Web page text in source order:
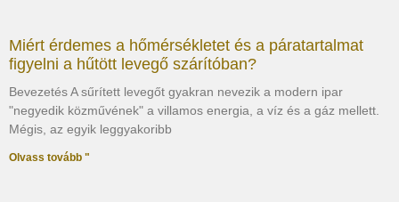
Miért érdemes a hőmérsékletet és a páratartalmat
figyelni a hűtött levegő szárítóban?
Bevezetés A sűrített levegőt gyakran nevezik a modern ipar
"negyedik közművének" a villamos energia, a víz és a gáz mellett.
Mégis, az egyik leggyakoribb
Olvass tovább "